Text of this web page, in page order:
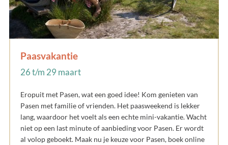
Paasvakantie
26 t/m 29 maart
Eropuit met Pasen, wat een goed idee! Kom genieten van
Pasen met familie of vrienden. Het paasweekend is lekker
lang, waardoor het voelt als een echte mini-vakantie. Wacht
niet op een last minute of aanbieding voor Pasen. Er wordt
al volop geboekt. Maak nu je keuze voor Pasen, boek online